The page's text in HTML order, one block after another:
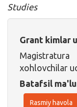
Studies
Grant kimlar
xohlovchilar
Batafsil
Rasmiy havola